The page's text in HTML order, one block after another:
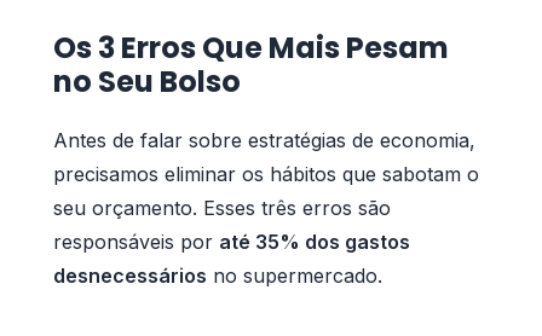
Os 3 Erros Que Mais Pesam
no Seu Bolso
Antes de falar sobre estratégias de economia,
precisamos eliminar os hábitos que sabotam o
seu orçamento. Esses três erros são
responsáveis por até 35% dos gastos
desnecessários no supermercado.